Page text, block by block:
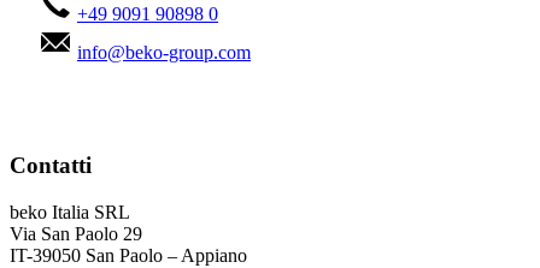
+49 9091 90898 0
info@beko-group.com
Contatti
beko Italia SRL
Via San Paolo 29
IT-39050 San Paolo – Appiano